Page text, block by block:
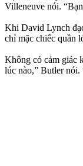
Villeneuve nói.
Khi David Lynch
chỉ mặc chiếc quần
Không có cảm giác
lúc nào,” Butler nói.